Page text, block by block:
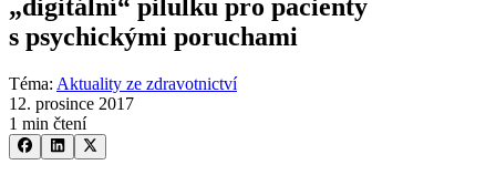
„digitální“ pilulku pro pacienty
s psychickými poruchami
Téma: Aktuality ze zdravotnictví
12. prosince 2017
1 min čtení